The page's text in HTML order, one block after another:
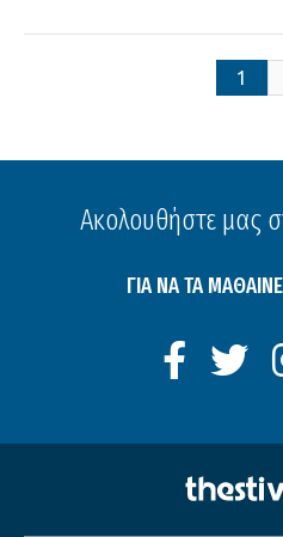
1
Ακολουθήστε μας
ΓΙΑ ΝΑ ΤΑ